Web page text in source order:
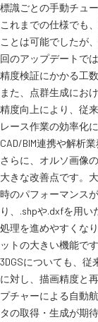
標識ごとの手動チュ
これまでの仕様でも
ことは可能でしたが
回のアップデートで
精度検証にかかる工
また、点群生成にお
精度向上により、従
レース作業の効率化
CAD/BIM連携や解析
さらに、オルソ画像
大きな改善点です。
時のパフォーマンス
り、.shpや.dxfを用
処理を進めやすくな
ットの大きい機能です
3DGSについても、
に対し、描画精度と
プチャーによる自動
タの取得・生成が期